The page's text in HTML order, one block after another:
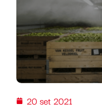
20 set 2021